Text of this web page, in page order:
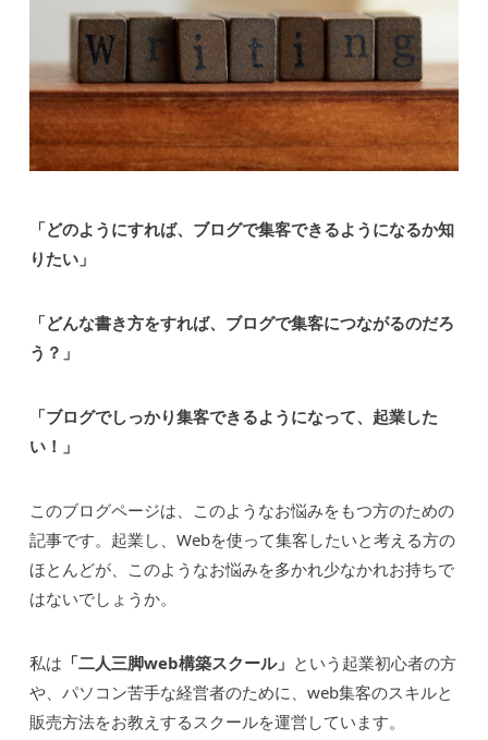
「どのようにすれば、ブログで集客できるようになるか知
りたい」
「どんな書き方をすれば、ブログで集客につながるのだろ
う？」
「ブログでしっかり集客できるようになって、起業した
い！」
このブログページは、このようなお悩みをもつ方のための
記事です。起業し、Webを使って集客したいと考える方の
ほとんどが、このようなお悩みを多かれ少なかれお持ちで
はないでしょうか。
私は 「二人三脚web構築スクール」 という起業初心者の方
や、パソコン苦手な経営者のために、web集客のスキルと
販売方法をお教えするスクールを運営しています。